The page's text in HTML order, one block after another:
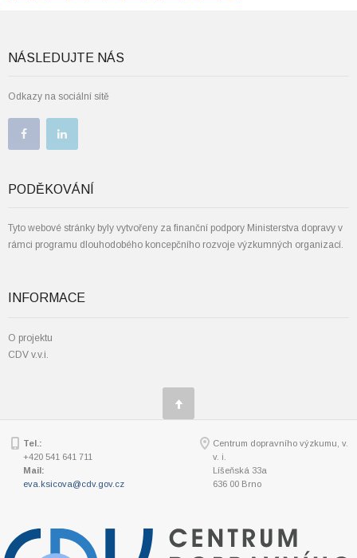
NÁSLEDUJTE NÁS
Odkazy na sociální sítě
PODĚKOVÁNÍ
Tyto webové stránky byly vytvořeny za finanční podpory Ministerstva dopravy v
rámci programu dlouhodobého koncepčního rozvoje výzkumných organizací.
INFORMACE
O projektu
CDV v.v.i.
Tel.:
+420 541 641 711
Mail:
eva.ksicova@cdv.gov.cz
Centrum dopravního výzkumu, v.
v. i.
Líšeňská 33a
636 00 Brno